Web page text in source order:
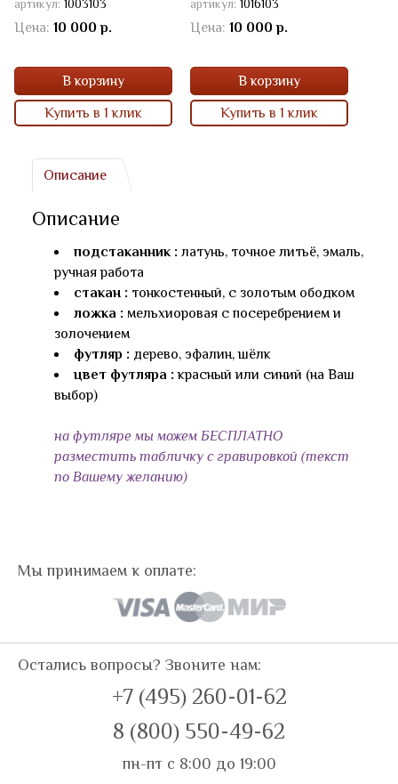
Описание
Описание
подстаканник : латунь, точное литьё, эмаль,
ручная работа
стакан : тонкостенный, с золотым ободком
ложка : мельхиоровая с посеребрением и
золочением
футляр : дерево, эфалин, шёлк
цвет футляра : красный или синий (на Ваш
выбор)
на футляре мы можем БЕСПЛАТНО
разместить табличку с гравировкой (текст
по Вашему желанию)
артикул: 1003103
Цена: 10 000 р.
В корзину
Купить в 1 клик
артикул: 1016103
Цена: 10 000 р.
В корзину
Купить в 1 клик
Мы принимаем к оплате:
Остались вопросы? Звоните нам:
+7 (495) 260-01-62
8 (800) 550-49-62
пн-пт с 8:00 до 19:00